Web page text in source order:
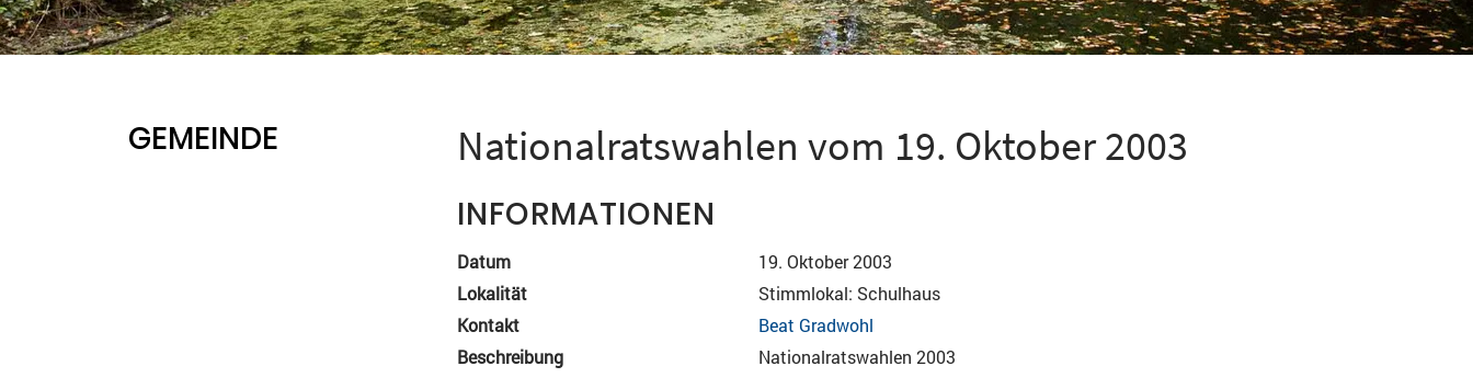
GEMEINDE Nationalratswahlen vom 19. Oktober 2003
INFORMATIONEN
Datum
19. Oktober 2003
Lokalität
Stimmlokal: Schulhaus
Kontakt
Beat Gradwohl
Beschreibung
Nationalratswahlen 2003